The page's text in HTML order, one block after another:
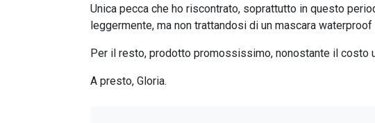
Unica pecca che ho riscontrato, soprattutto in questo
leggermente, ma non trattandosi di un mascara waterproof
Per il resto, prodotto promossissimo, nonostante il costo
A presto, Gloria.